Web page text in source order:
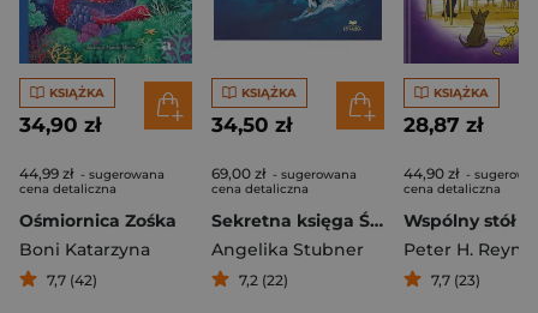
KSIĄŻKA
34,90 zł
44,99 zł - sugerowana
cena detaliczna
Ośmiornica Zośka
Boni Katarzyna
7,7 (42)
KSIĄŻKA
34,50 zł
69,00 zł - sugerowana
cena detaliczna
Sekretna księga Świętego Mikołaja
Angelika Stubner
7,2 (22)
KSIĄŻKA
28,87 zł
44,90 zł -
cena detaliczna
Wspólny stół
Peter H.
7,7 (23)